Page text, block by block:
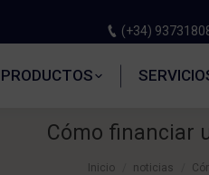
(+34)
PRODUCTOS
Cómo financiar
Inicio noticias